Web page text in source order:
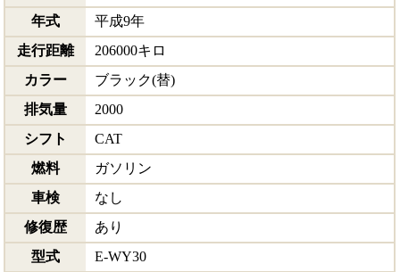
年式
平成9年
走行距離
206000キロ
カラー
ブラック(替)
排気量
2000
シフト
CAT
燃料
ガソリン
車検
なし
修復歴
あり
型式
E-WY30